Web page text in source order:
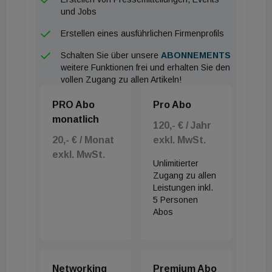
und Jobs
Erstellen eines ausführlichen Firmenprofils
Schalten Sie über unsere ABONNEMENTS
weitere Funktionen frei und erhalten Sie den
vollen Zugang zu allen Artikeln!
PRO Abo
monatlich
20,- € / Monat
exkl. MwSt.
Pro Abo
120,- € / Jahr
exkl. MwSt.
Unlimitierter
Zugang zu allen
Leistungen inkl.
5 Personen
Abos
Networking Premium Abo